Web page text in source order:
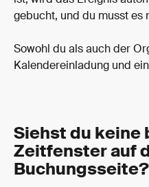
gebucht, und du musst es
Sowohl du als auch der
Kalendereinladung und
Siehst du keine
Zeitfenster auf
Buchungsseite?